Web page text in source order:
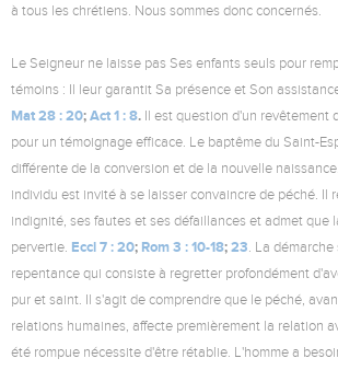
à tous les chrétiens. Nous sommes donc concernés.
Le Seigneur ne laisse pas Ses enfants seuls pour
témoins : Il leur garantit Sa présence et Son
Mat 28 : 20; Act 1 : 8. Il est question d'un revêtement
pour un témoignage efficace. Le baptême du Saint-
différente de la conversion et de la nouvelle
individu est invité à se laisser convaincre de péché. Il
indignité, ses fautes et ses défaillances et admet que
pervertie. Eccl 7 : 20; Rom 3 : 10-18; 23. La
repentance qui consiste à regretter profondément
pur et saint. Il s'agit de comprendre que le péché,
relations humaines, affecte premièrement la relation
été rompue nécessite d'être rétablie. L'homme a